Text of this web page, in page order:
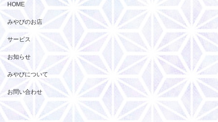
HOME
みやびのお店
サービス
お知らせ
みやびについて
お問い合わせ